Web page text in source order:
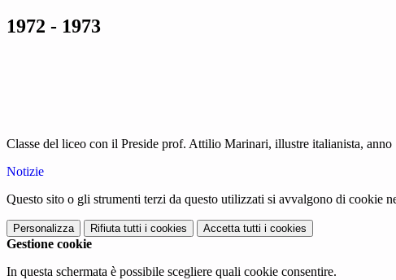
1972 - 1973
Classe del liceo con il Preside prof. Attilio Marinari, illustre italianista, anno
Notizie
Questo sito o gli strumenti terzi da questo utilizzati si avvalgono di cookie
Personalizza Rifiuta tutti i cookies Accetta tutti i cookies
Gestione cookie
In questa schermata è possibile scegliere quali cookie consentire.